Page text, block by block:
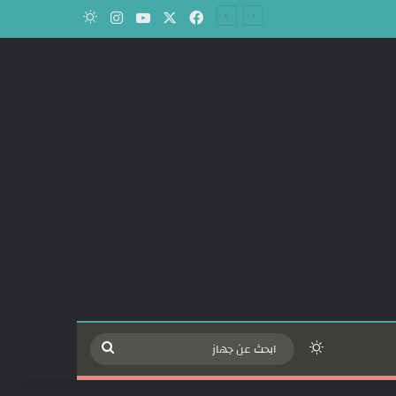
فيسبوك‫YouTube
انستقرامالوضع المظلم
الوضع المظلم
ابحث
عن